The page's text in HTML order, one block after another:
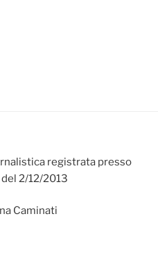
registrata presso
2/12/2013
Caminati